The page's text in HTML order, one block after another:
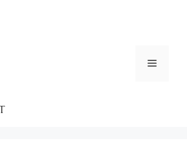
Menu